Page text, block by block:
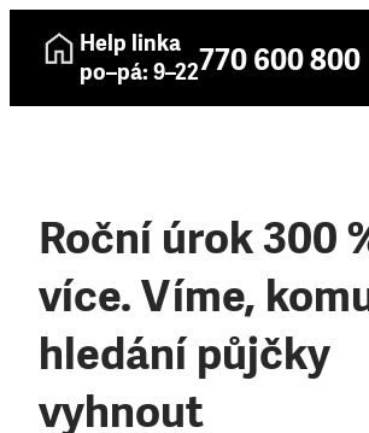
Help linka
po–pá: 9–22770 600 800
Roční úrok 300
více. Víme,
hledání půjčky
vyhnout